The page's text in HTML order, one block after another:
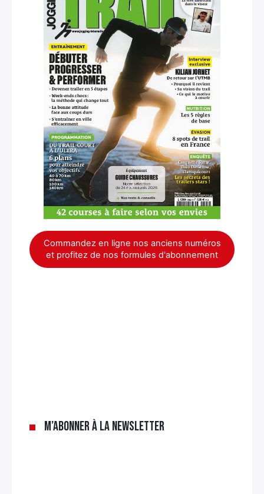
Commandez en ligne nos anciens numéros
et profitez de nos formules d'abonnement
M’abonner à la newsletter
×